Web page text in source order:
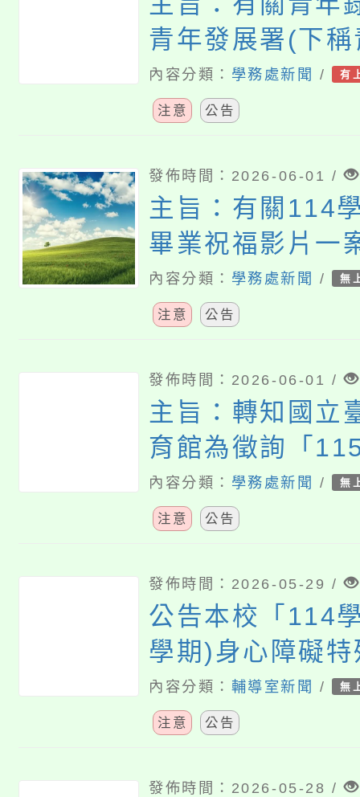
青年發展署(下
「青年百億海外
畫」辦理公假事
內容分類： 學務處新聞 / 有
注意 公告
發佈時間：2026-06-01 /
主旨：有關114
畢業祝福影片一
明，請查照。
內容分類： 學務處新聞 / 無
注意 公告
發佈時間：2026-06-01 /
主旨：轉知國立
育館為徵詢「
國學生音樂比賽
草案」修正意見
如說明，請查照
內容分類： 學務處新聞 / 無
注意 公告
發佈時間：2026-05-29 /
公告本校「114
學期)身心障礙
方案」特教學生
務第20次甄選結
內容分類： 輔導室新聞 / 無
注意 公告
發佈時間：2026-05-28 /